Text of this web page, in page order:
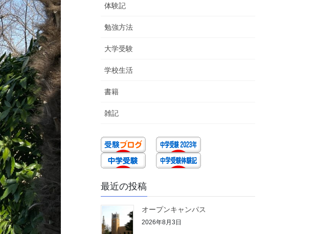
体験記
勉強方法
大学受験
学校生活
書籍
雑記
最近の投稿
オープンキャンパス
2026年8月3日